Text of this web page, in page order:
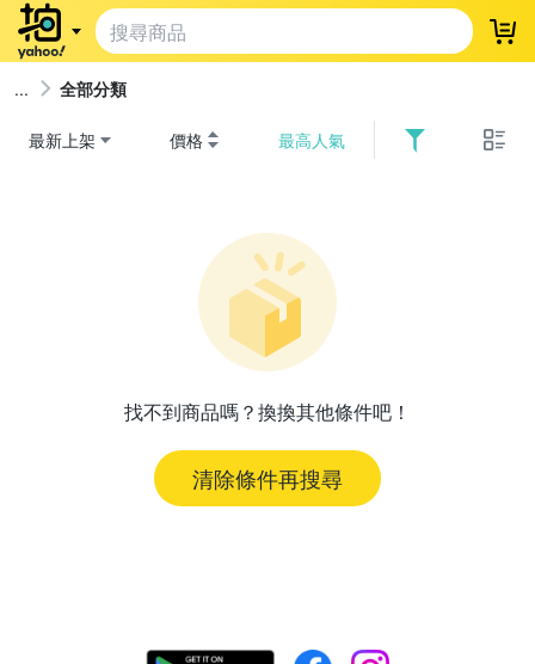
登
全部分類
最新上架 價格 最高人氣
找不到商品嗎？換換其他條件吧！
清除條件再搜尋